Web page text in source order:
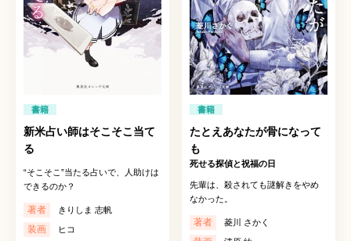
書籍
新米占い師はそこそこ当て
る
“そこそこ”当たる占いで、人助けは
できるのか？
著者 きりしま 志帆
装画 ヒコ
書籍
たとえあなたが骨になって
も
死せる探偵と祝福の日
先輩は、殺されても謎解きをやめ
なかった。
著者 菱川 さかく